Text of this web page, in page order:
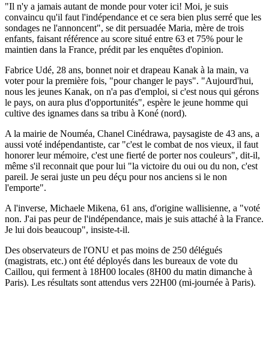
"Il n'y a jamais autant de monde pour voter ici! Moi, je suis
convaincu qu'il faut l'indépendance et ce sera bien plus serré que les
sondages ne l'annoncent", se dit persuadée Maria, mère de trois
enfants, faisant référence au score situé entre 63 et 75% pour le
maintien dans la France, prédit par les enquêtes d'opinion.
Fabrice Udé, 28 ans, bonnet noir et drapeau Kanak à la main, va
voter pour la première fois, "pour changer le pays". "Aujourd'hui,
nous les jeunes Kanak, on n'a pas d'emploi, si c'est nous qui gérons
le pays, on aura plus d'opportunités", espère le jeune homme qui
cultive des ignames dans sa tribu à Koné (nord).
A la mairie de Nouméa, Chanel Cinédrawa, paysagiste de 43 ans, a
aussi voté indépendantiste, car "c'est le combat de nos vieux, il faut
honorer leur mémoire, c'est une fierté de porter nos couleurs", dit-il,
même s'il reconnait que pour lui "la victoire du oui ou du non, c'est
pareil. Je serai juste un peu déçu pour nos anciens si le non
l'emporte".
A l'inverse, Michaele Mikena, 61 ans, d'origine wallisienne, a "voté
non. J'ai pas peur de l'indépendance, mais je suis attaché à la France.
Je lui dois beaucoup", insiste-t-il.
Des observateurs de l'ONU et pas moins de 250 délégués
(magistrats, etc.) ont été déployés dans les bureaux de vote du
Caillou, qui ferment à 18H00 locales (8H00 du matin dimanche à
Paris). Les résultats sont attendus vers 22H00 (mi-journée à Paris).